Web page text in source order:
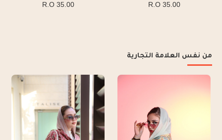
35.00 R.O
35.00 R.O
من نفس العلامة التجارية